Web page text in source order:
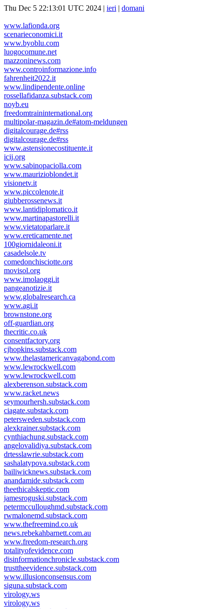
Thu Dec 5 22:13:01 UTC 2024 | ieri | domani
www.lafionda.org
scenarieconomici.it
www.byoblu.com
luogocomune.net
mazzoninews.com
www.controinformazione.info
fahrenheit2022.it
www.lindipendente.online
rossellafidanza.substack.com
noyb.eu
freedomtraininternational.org
multipolar-magazin.de#atom-meldungen
digitalcourage.de#rss
digitalcourage.de#rss
www.astensionecostituente.it
icij.org
www.sabinopaciolla.com
www.maurizioblondet.it
visionetv.it
www.piccolenote.it
giubberossenews.it
www.lantidiplomatico.it
www.martinapastorelli.it
www.vietatoparlare.it
www.ereticamente.net
100giornidaleoni.it
casadelsole.tv
comedonchisciotte.org
movisol.org
www.imolaoggi.it
pangeanotizie.it
www.globalresearch.ca
www.agi.it
brownstone.org
off-guardian.org
thecritic.co.uk
consentfactory.org
cjhopkins.substack.com
www.thelastamericanvagabond.com
www.lewrockwell.com
www.lewrockwell.com
alexberenson.substack.com
www.racket.news
seymourhersh.substack.com
ciagate.substack.com
petersweden.substack.com
alexkrainer.substack.com
cynthiachung.substack.com
angelovalidiya.substack.com
drtesslawrie.substack.com
sashalatypova.substack.com
bailiwicknews.substack.com
anandamide.substack.com
theethicalskeptic.com
jamesroguski.substack.com
petermcculloughmd.substack.com
rwmalonemd.substack.com
www.thefreemind.co.uk
news.rebekahbarnett.com.au
www.freedom-research.org
totalityofevidence.com
disinformationchronicle.substack.com
trusttheevidence.substack.com
www.illusionconsensus.com
siguna.substack.com
virology.ws
virology.ws